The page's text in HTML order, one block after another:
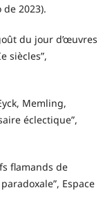
2023).
du jour d’œuvres
siècles”,
Memling,
éclectique”,
flamands de
Espace